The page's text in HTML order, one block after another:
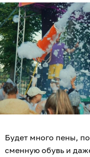
Будет много пены,
сменную обувь и